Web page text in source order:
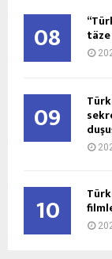
08
09
10